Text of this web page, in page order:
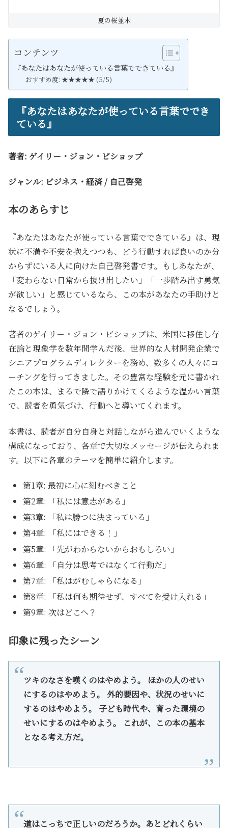
夏の桜並木
コンテンツ
『あなたはあなたが使っている言葉でできている』
おすすめ度: ★★★★★ (5/5)
『あなたはあなたが使っている言葉ででき
ている』
著者: ゲイリー・ジョン・ビショップ
ジャンル: ビジネス・経済 / 自己啓発
本のあらすじ
『あなたはあなたが使っている言葉でできている』は、現
状に不満や不安を抱えつつも、どう行動すれば良いのか分
からずにいる人に向けた自己啓発書です。もしあなたが、
「変わらない日常から抜け出したい」「一歩踏み出す勇気
が欲しい」と感じているなら、この本があなたの手助けと
なるでしょう。
著者のゲイリー・ジョン・ビショップは、米国に移住し存
在論と現象学を数年間学んだ後、世界的な人材開発企業で
シニアプログラムディレクターを務め、数多くの人々にコ
ーチングを行ってきました。その豊富な経験を元に書かれ
たこの本は、まるで隣で語りかけてくるような温かい言葉
で、読者を勇気づけ、行動へと導いてくれます。
本書は、読者が自分自身と対話しながら進んでいくような
構成になっており、各章で大切なメッセージが伝えられま
す。以下に各章のテーマを簡単に紹介します。
第1章: 最初に心に刻むべきこと
第2章: 「私には意志がある」
第3章: 「私は勝つに決まっている」
第4章: 「私にはできる！」
第5章: 「先がわからないからおもしろい」
第6章: 「自分は思考ではなくて行動だ」
第7章: 「私はがむしゃらになる」
第8章: 「私は何も期待せず、すべてを受け入れる」
第9章: 次はどこへ？
印象に残ったシーン
ツキのなさを嘆くのはやめよう。 ほかの人のせい
にするのはやめよう。 外的要因や、状況のせいに
するのはやめよう。 子ども時代や、育った環境の
せいにするのはやめよう。 これが、この本の基本
となる考え方だ。
道はこっちで正しいのだろうか。あとどれくらい